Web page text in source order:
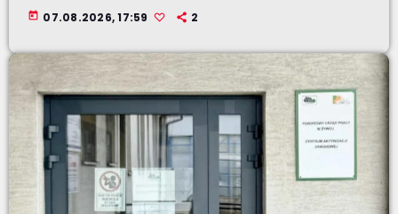
today 07.08.2026, 17:59 2